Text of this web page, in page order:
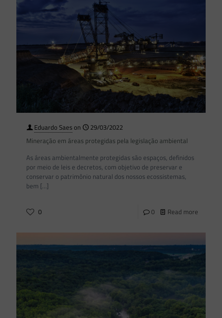
Eduardo Saeson
29/03/2022
Mineração em áreas protegidas pela legislação ambiental
As áreas ambientalmente protegidas são espaços, definidos
por meio de leis e decretos, com objetivo de preservar e
conservar o patrimônio natural dos nossos ecossistemas,
bem […]
0 0 Read more